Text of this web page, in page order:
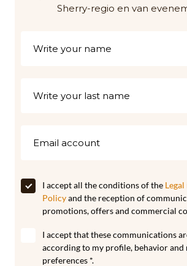
Sherry-regio en van
I accept all the conditions of the
Policyand the reception of
promotions, offers and commercial
I accept that these communications
according to my profile, behavior and
preferences *.